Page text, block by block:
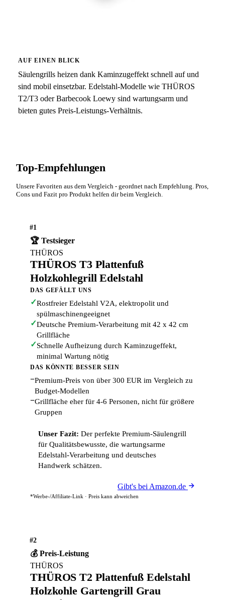
AUF EINEN BLICK
Säulengrills heizen dank Kaminzugeffekt schnell auf und
sind mobil einsetzbar. Edelstahl-Modelle wie THÜROS
T2/T3 oder Barbecook Loewy sind wartungsarm und
bieten gutes Preis-Leistungs-Verhältnis.
Top-Empfehlungen
Unsere Favoriten aus dem Vergleich - geordnet nach Empfehlung. Pros,
Cons und Fazit pro Produkt helfen dir beim Vergleich.
#1
🏆 Testsieger
THÜROS
THÜROS T3 Plattenfuß
Holzkohlegrill Edelstahl
DAS GEFÄLLT UNS
✓Rostfreier Edelstahl V2A, elektropolit und
spülmaschinengeeignet
✓Deutsche Premium-Verarbeitung mit 42 x 42 cm
Grillfläche
✓Schnelle Aufheizung durch Kaminzugeffekt,
minimal Wartung nötig
DAS KÖNNTE BESSER SEIN
−Premium-Preis von über 300 EUR im Vergleich zu
Budget-Modellen
−Grillfläche eher für 4-6 Personen, nicht für größere
Gruppen
Unser Fazit: Der perfekte Premium-Säulengrill
für Qualitätsbewusste, die wartungsarme
Edelstahl-Verarbeitung und deutsches
Handwerk schätzen.
Gibt's bei Amazon.de
*Werbe-/Affiliate-Link · Preis kann abweichen
#2
💰 Preis-Leistung
THÜROS
THÜROS T2 Plattenfuß Edelstahl
Holzkohle Gartengrill Grau